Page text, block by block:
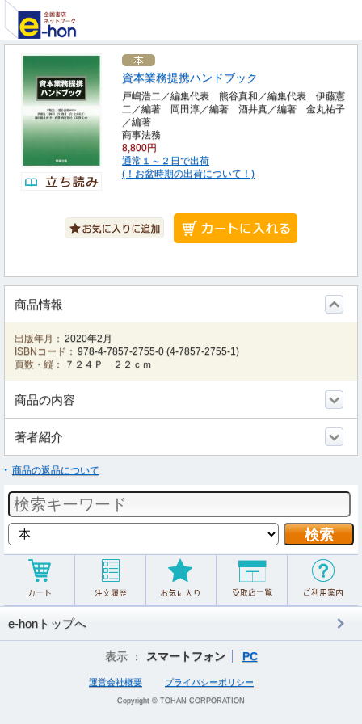
資本業務提携ハンドブック
戸嶋浩二／編集代表 熊谷真和／編集代表 伊藤憲
二／編著 岡田淳／編著 酒井真／編著 金丸祐子
／編著
商事法務
8,800円
通常１～２日で出荷
(！お盆時期の出荷について！)
商品情報
出版年月： 2020年2月
ISBNコード： 978-4-7857-2755-0 (4-7857-2755-1)
頁数・縦：
７２４Ｐ ２２ｃｍ
商品の内容
著者紹介
商品の返品について
e-honトップへ
表示 ： スマートフォン PC
運営会社概要 プライバシーポリシー
Copyright © TOHAN CORPORATION